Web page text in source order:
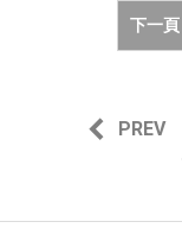
下一
PREV